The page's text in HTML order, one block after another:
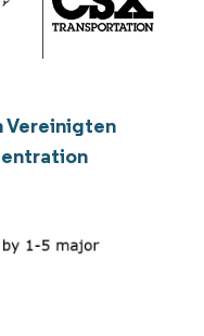
Vereinigten